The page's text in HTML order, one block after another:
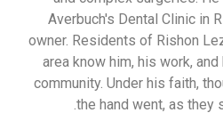
Averbuch's Dental Clinic in
owner. Residents of Rishon
area know him, his work,
community. Under his faith,
the hand went, as they